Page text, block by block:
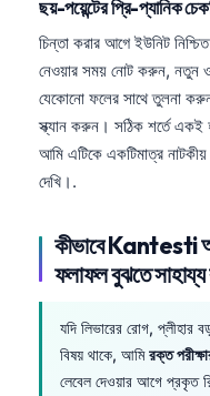
ছয়-পয়েন্টের প্রি-প্যানিক
চিন্তা করার আগে ইউনিট
নেওয়ার সময় নোট করুন, নতুন
যেকোনো ফলের সাথে তুলনা
স্ক্যান করুন। সঠিক শর্তে একই
আমি এটিকে একটিমাত্র নাটকীয়
দেখি।.
কীভাবে Kantesti
ফলাফল বুঝতে সাহায্য
যদি লিভারের রোগ, প্লীহার
বিষয় থাকে, আমিরক্ত
লেবেল দেওয়ার আগে প্রকৃত
Português
Ελληνικά
Română
简体中文
Български
Dansk
हिन्दी
Bahasa